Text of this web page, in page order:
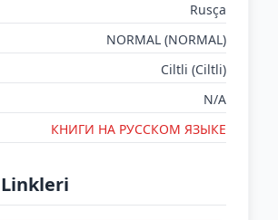
Rusça
NORMAL (NORMAL)
Ciltli (Ciltli)
N/A
КНИГИ НА РУССКОМ ЯЗЫКЕ
Linkleri